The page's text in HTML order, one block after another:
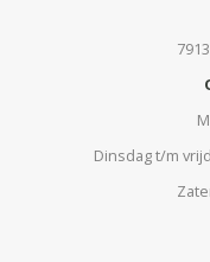
Dinsdag t/m